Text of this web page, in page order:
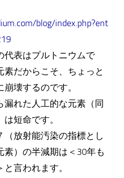
blog/index.php?ent
代表はプルトニウムで
だからこそ、ちょっと
壊するのです。
漏れた人工的な元素（同
短命です。
（放射能汚染の指標とし
素）の半減期は＜30年も
言われます。